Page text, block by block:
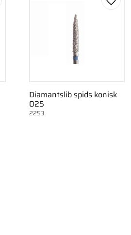
som favorit
Diamantslib spids konisk
025
2253
Gem